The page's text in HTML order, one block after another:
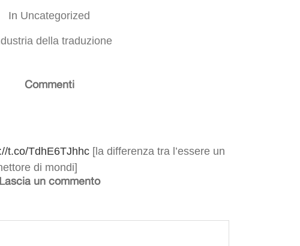
In Uncategorized
della traduzione
Commenti
t.co/TdhE6TJhhc [la differenza tra l’essere un
di mondi]
Lascia un commento